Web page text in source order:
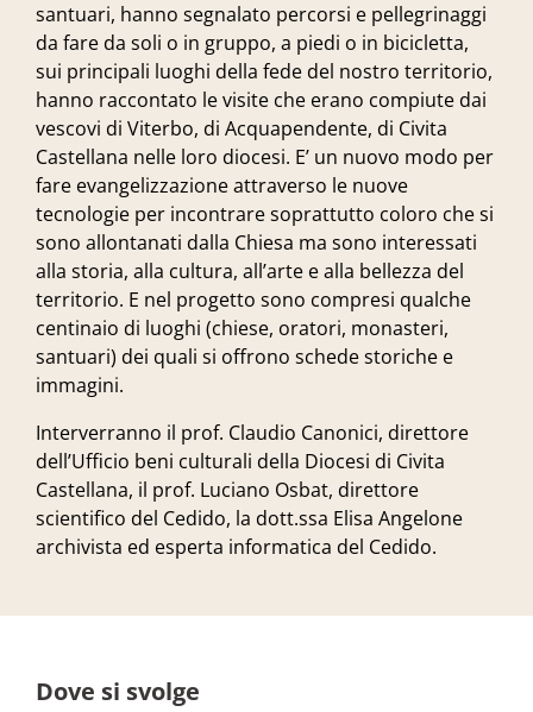
santuari, hanno segnalato percorsi e pellegrinaggi
da fare da soli o in gruppo, a piedi o in bicicletta,
sui principali luoghi della fede del nostro territorio,
hanno raccontato le visite che erano compiute dai
vescovi di Viterbo, di Acquapendente, di Civita
Castellana nelle loro diocesi. E’ un nuovo modo per
fare evangelizzazione attraverso le nuove
tecnologie per incontrare soprattutto coloro che si
sono allontanati dalla Chiesa ma sono interessati
alla storia, alla cultura, all’arte e alla bellezza del
territorio. E nel progetto sono compresi qualche
centinaio di luoghi (chiese, oratori, monasteri,
santuari) dei quali si offrono schede storiche e
immagini.
Interverranno il prof. Claudio Canonici, direttore
dell’Ufficio beni culturali della Diocesi di Civita
Castellana, il prof. Luciano Osbat, direttore
scientifico del Cedido, la dott.ssa Elisa Angelone
archivista ed esperta informatica del Cedido.
Dove si svolge